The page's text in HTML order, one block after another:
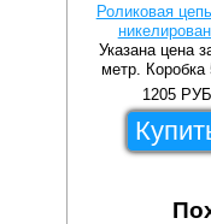
Роликовая
Указана цена
метр. Коробка
1205 РУБ